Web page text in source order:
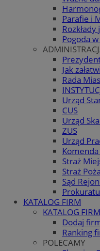
Parafie i
Pogoda
Jak
Rada
Urząd
CUS
Urząd
ZUS
Urząd
Straż
Straż
Sąd
KATALOG FIRM
KATALOG FIRM
Dodaj
Ranking
POLECAMY